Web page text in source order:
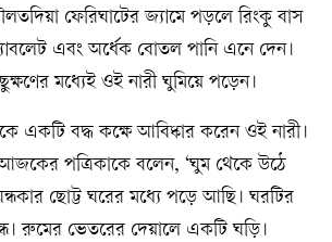
ফেরিঘাটের জ্যামে পড়লে রিংকু বাস
এবং অর্ধেক বোতল পানি এনে দেন।
মধ্যেই ওই নারী ঘুমিয়ে পড়েন।
একটি বদ্ধ কক্ষে আবিষ্কার করেন ওই নারী।
আজকের পত্রিকাকে বলেন, ‘ঘুম থেকে উঠে
ছোট্ট ঘরের মধ্যে পড়ে আছি। ঘরটির
রুমের ভেতরের দেয়ালে একটি ঘড়ি।